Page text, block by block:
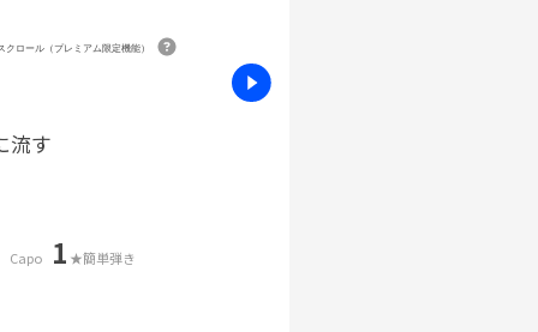
クロール（プレミアム限定機能）
流す
Capo 1 ★簡単弾き